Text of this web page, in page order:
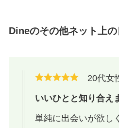
Dineのその他ネット上
20代女
いいひとと知り合え
単純に出会いが欲し